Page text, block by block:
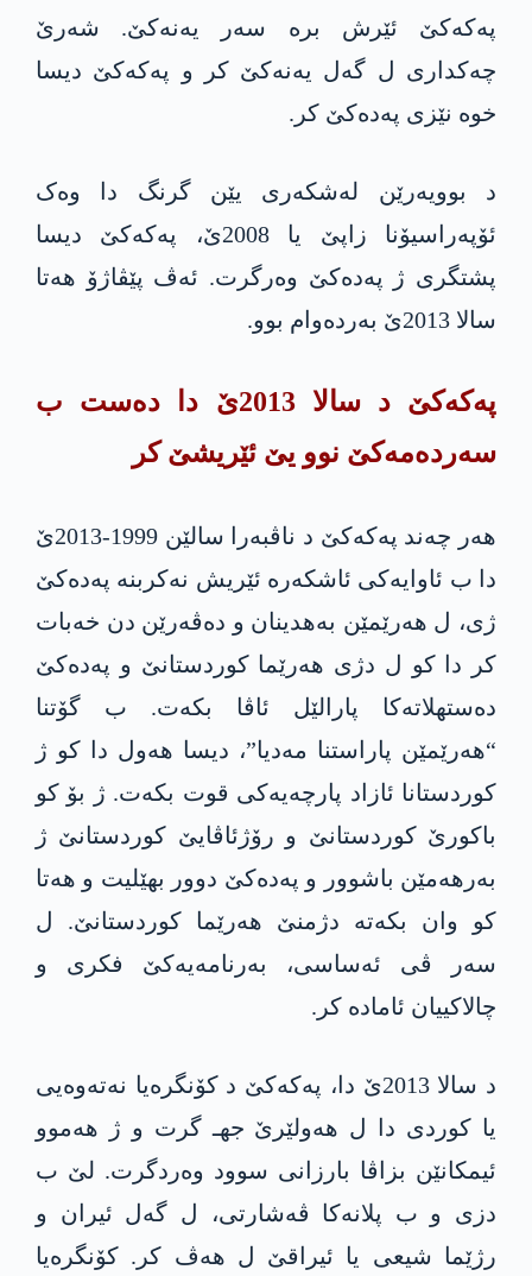
په‌كه‌كێ ئێرش بره‌ سەر یه‌نه‌كێ. شەرێ
چەکداری ل گه‌ل یه‌نه‌كێ کر و په‌كه‌كێ دیسا
خوە نێزی په‌ده‌كێ کر.
د بوویەرێن لەشکەری یێن گرنگ دا وەک
ئۆپەراسیۆنا زاپێ یا 2008ێ، په‌كه‌كێ دیسا
پشتگری ژ په‌ده‌كێ وه‌رگرت. ئەڤ پێڤاژۆ هەتا
سالا 2013ێ به‌رده‌وام بوو.
په‌كه‌كێ د سالا 2013ێ دا دەست ب
سەردەمەکێ نوو یێ ئێریشێ کر
هەر چەند‌ په‌كه‌كێ د ناڤبەرا سالێن 1999-2013ێ
دا ب ئاوایەکی ئاشکەرە ئێریش نەکربنه‌ په‌ده‌كێ
ژی، ل هەرێمێن بەهدینان و دەڤەرێن دن خەبات
کر دا کو ل دژی هەرێما کوردستانێ و په‌ده‌كێ
دەستهلاتەکا پارالێل ئاڤا بکەت. ب گۆتنا
“هه‌رێمێن پاراستنا مەدیا”، دیسا هەول دا کو ژ
کوردستانا ئازاد پارچەیه‌کی قوت بکەت. ژ بۆ کو
باکورێ کوردستانێ و رۆژئاڤایێ كوردستانێ ژ
بەرهەمێن باشوور و په‌ده‌كێ دوور بهێلیت و هەتا
كو وان بکەته‌ دژمنێ هەرێما کوردستانێ. ل
سەر ڤی ئەساسی، بەرنامەیەکێ فکری و
چالاکییان ئامادە کر.
د سالا 2013ێ دا، په‌كه‌كێ د کۆنگرەیا نەتەوەیی
یا کوردی دا ل هەولێرێ جهـ گرت و ژ هەموو
ئیمکانێن بزاڤا بارزانی سوود وەردگرت. لێ ب
دزی و ب پلانەکا ڤەشارتی، ل گه‌ل ئیران و
رژێما شیعی یا ئیراقێ ل هەڤ کر. کۆنگرەیا